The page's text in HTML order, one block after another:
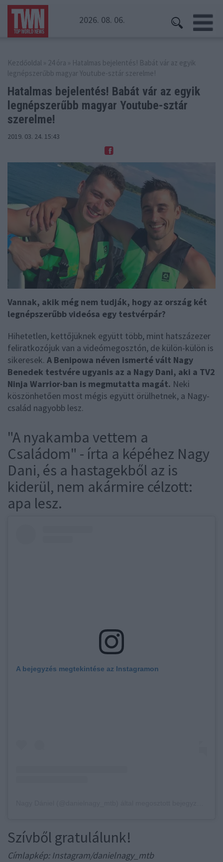
2026. 08. 06.
Kezdőoldal » 24 óra » Hatalmas bejelentés! Babát vár az egyik
legnépszerűbb magyar Youtube-sztár szerelme!
Hatalmas bejelentés! Babát vár az egyik
legnépszerűbb magyar Youtube-sztár
szerelme!
2019. 03. 24. 15:43
Vannak, akik még nem tudják, hogy az ország két
legnépszerűbb videósa egy testvérpár?
Hihetetlen, kettőjüknek együtt több, mint hatszázezer
feliratkozójuk van a videómegosztón, de külön-külön is
sikeresek. A Benipowa néven ismerté vált Nagy
Benedek testvére ugyanis az a Nagy Dani, aki a TV2
Ninja Warrior-ban is megmutatta magát. Neki
köszönhetően most mégis együtt örülhetnek, a Nagy-
család nagyobb lesz.
"A nyakamba vettem a
Családom" - írta a képéhez Nagy
Dani, és a hastagekből az is
kiderül, nem akármire célzott:
apa lesz.
A bejegyzés megtekintése az Instagramon
Szívből gratulálunk!
Címlapkép: Instagram/danielnagy_mtb